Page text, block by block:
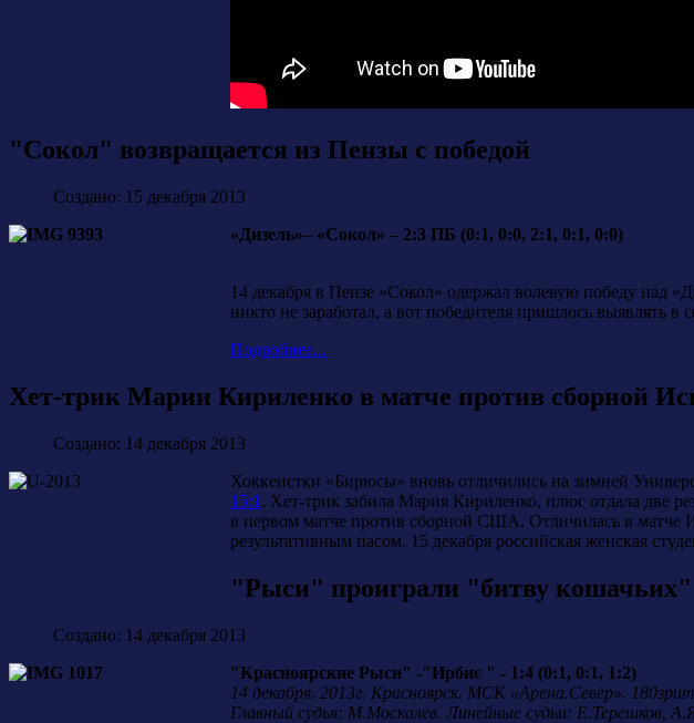
"Сокол" возвращается из Пензы с победой
Создано: 15 декабря 2013
«Дизель»– «Сокол» – 2:3 ПБ (0:1, 0:0, 2:1, 0:1, 0:0)
14 декабря в Пензе «Сокол» одержал волевую победу над
никто не заработал, а вот победителя пришлось выявлять в
Подробнее...
Хет-трик Марии Кириленко в матче против сборной
Создано: 14 декабря 2013
Хоккеистки «Бирюсы» вновь отличились на зимней
15:1 . Хет-трик забила Мария Кириленко, плюс отдала две
в первом матче против сборной США. Отличилась в матче
результативным пасом. 15 декабря российская женская
"Рыси" проиграли "битву кошачьих"
Создано: 14 декабря 2013
"Красноярские Рыси" -"Ирбис " - 1:4 (0:1, 0:1, 1:2)
14 декабря. 2013г. Красноярск. МСК «Арена.Север».
Главный судья: М.Москалев. Линейные судьи: Е.Терешков,